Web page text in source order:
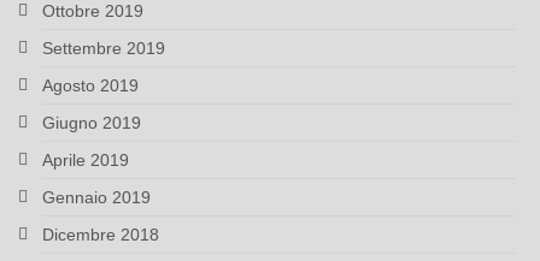
Ottobre 2019
Settembre 2019
Agosto 2019
Giugno 2019
Aprile 2019
Gennaio 2019
Dicembre 2018